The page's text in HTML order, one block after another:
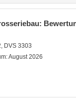
DVS 3303
August 2026